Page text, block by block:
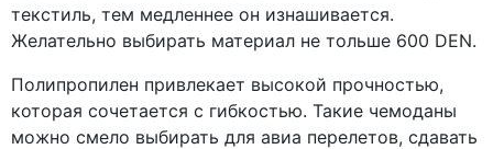
текстиль, тем медленнее он изнашивается.
Желательно выбирать материал не тольше 600 DEN.
Полипропилен привлекает высокой прочностью,
которая сочетается с гибкостью. Такие чемоданы
можно смело выбирать для авиа перелетов, сдавать